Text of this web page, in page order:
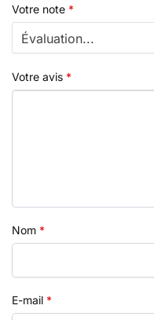
Votre note *
Votre avis *
Nom *
E-mail *